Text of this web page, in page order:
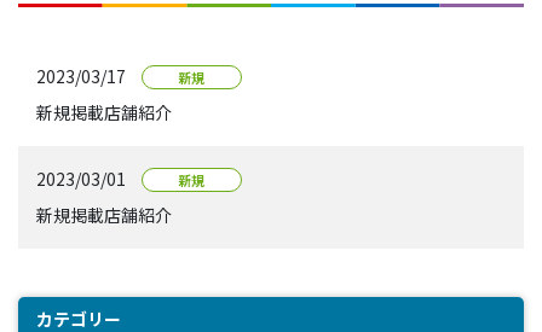
2023/03/17 新規
新規掲載店舗紹介
2023/03/01 新規
新規掲載店舗紹介
カテゴリー